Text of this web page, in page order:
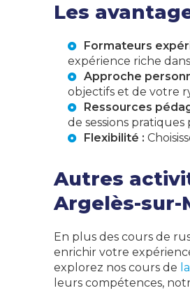
Les
Formateurs
expérience riche
Approche
objectifs et de votre
Ressources
de sessions
Flexibilité :
Autres
Argelès-sur-
En plus des cours de
enrichir votre
explorez nos cours de
leurs compétences,